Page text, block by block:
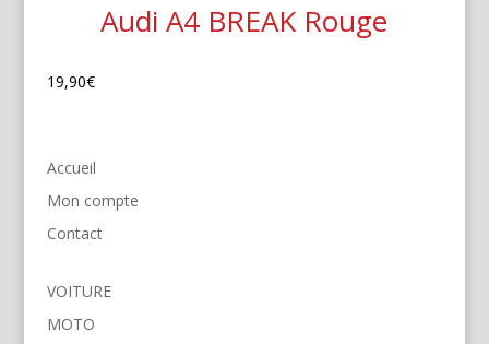
Audi A4 BREAK Rouge
19,90€
Accueil
Mon compte
Contact
VOITURE
MOTO